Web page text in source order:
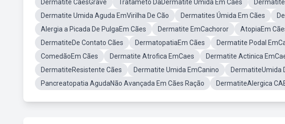
Dermatite CãesGrave
Tratameto DaDermatite Umida Em Cães
Dermatite Umida Aguda EmVirilha De Cão
Dermatites Úmida Em Cães
Alergia a Picada De PulgaEm Cães
Dermatite EmCachoror AtopiaEm
DermatiteDe Contato Cães
DermatopatiaEm Cães Dermatite Podal
ComedãoEm Cães
Dermatite Atrofica EmCaes Dermatite Actinica
DermatiteResistente Cães
Dermatite Umida EmCanino
DermatiteUmida
Pancreatopatia AgudaNão Avançada Em Cães Ração
DermatiteAlergica